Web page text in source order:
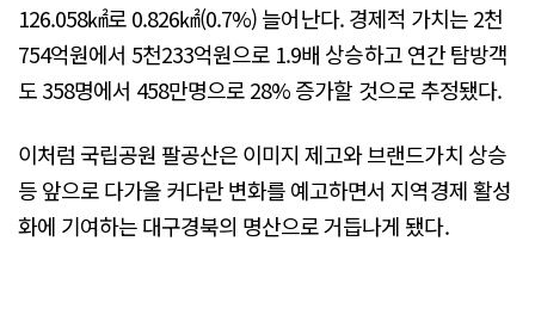
126.058㎢로 0.826㎢(0.7%) 늘어난다. 경제적 가치는 2천
754억원에서 5천233억원으로 1.9배 상승하고 연간 탐방객
도 358명에서 458만명으로 28% 증가할 것으로 추정됐다.
이처럼 국립공원 팔공산은 이미지 제고와 브랜드가치 상승
등 앞으로 다가올 커다란 변화를 예고하면서 지역경제 활성
화에 기여하는 대구경북의 명산으로 거듭나게 됐다.